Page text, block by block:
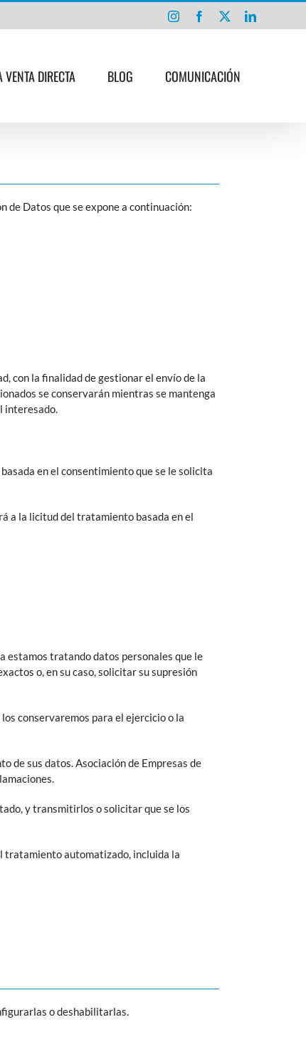
InstagramFacebook LinkedIn
VENTA DIRECTA BLOG COMUNICACIÓN
de Datos que se expone a continuación:
con la finalidad de gestionar el envío de la
se conservarán mientras se mantenga
interesado.
en el consentimiento que se le solicita
a la licitud del tratamiento basada en el
estamos tratando datos personales que le
o, en su caso, solicitar su supresión
conservaremos para el ejercicio o la
de sus datos. Asociación de Empresas de
y transmitirlos o solicitar que se los
tratamiento automatizado, incluida la
o deshabilitarlas.